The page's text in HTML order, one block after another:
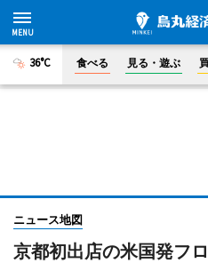
36°C 食べる 見る・遊ぶ
ニュース地図
京都初出店の米国発フ